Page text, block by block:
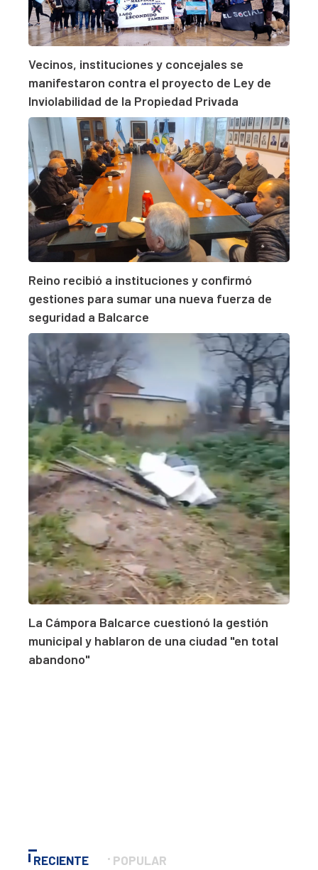
Vecinos, instituciones y concejales se
manifestaron contra el proyecto de Ley de
Inviolabilidad de la Propiedad Privada
Reino recibió a instituciones y confirmó
gestiones para sumar una nueva fuerza de
seguridad a Balcarce
La Cámpora Balcarce cuestionó la gestión
municipal y hablaron de una ciudad "en total
abandono"
RECIENTE POPULAR